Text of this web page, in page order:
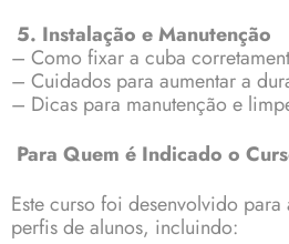
5. Instalação e Manutenção
– Como fixar a cuba
– Cuidados para aumentar a
– Dicas para manutenção e
Para Quem é Indicado o
Este curso foi desenvolvido
perfis de alunos, incluindo: